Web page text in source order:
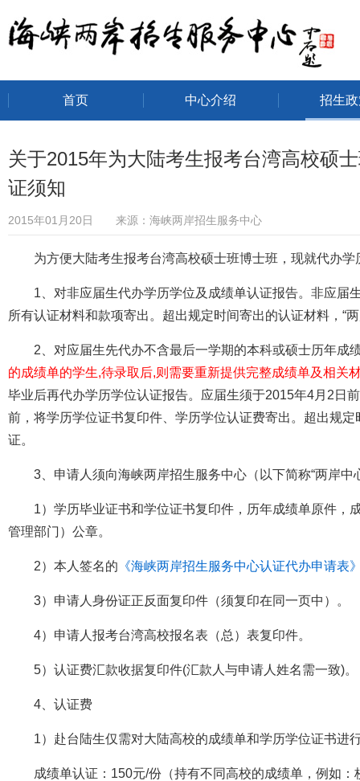
海峡两岸招生服务中心
首页 中心介绍 招生
关于2015年为大陆考生报考台湾高校硕
证须知
2015年01月20日 来源：海峡两岸招生服务中心
为方便大陆考生报考台湾高校硕士班博士班，现就代办
1、对非应届生代办学历学位及成绩单认证报告。非应届
所有认证材料和款项寄出。超出规定时间寄出的认证材料，“
2、对应届生先代办不含最后一学期的本科或硕士历年成
的成绩单的学生,待录取后,则需要重新提供完整成绩单及相关
毕业后再代办学历学位认证报告。应届生须于2015年4月2日
前，将学历学位证书复印件、学历学位认证费寄出。超出规定
证。
3、申请人须向海峡两岸招生服务中心（以下简称“两岸中
1）学历毕业证书和学位证书复印件，历年成绩单原件，
管理部门）公章。
2）本人签名的 《海峡两岸招生服务中心认证代办申请表
3）申请人身份证正反面复印件（须复印在同一页中）。
4）申请人报考台湾高校报名表（总）表复印件。
5）认证费汇款收据复印件(汇款人与申请人姓名需一致)。
4、认证费
1）赴台陆生仅需对大陆高校的成绩单和学历学位证书进
成绩单认证：150元/份（持有不同高校的成绩单，例如